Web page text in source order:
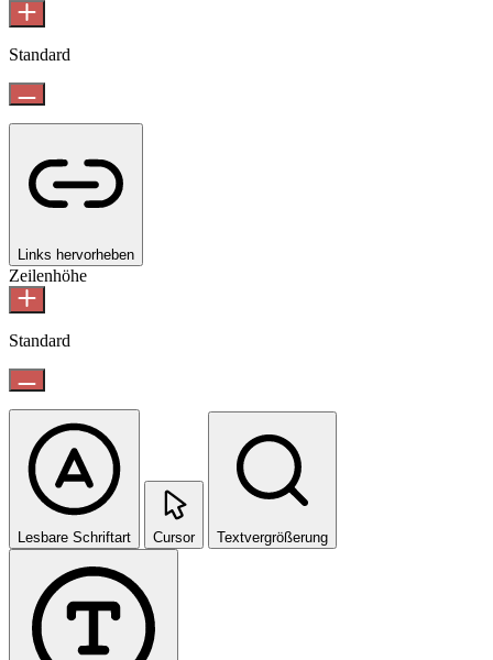
Standard
Links hervorheben
Zeilenhöhe
Standard
Lesbare Schriftart Cursor Textvergrößerung